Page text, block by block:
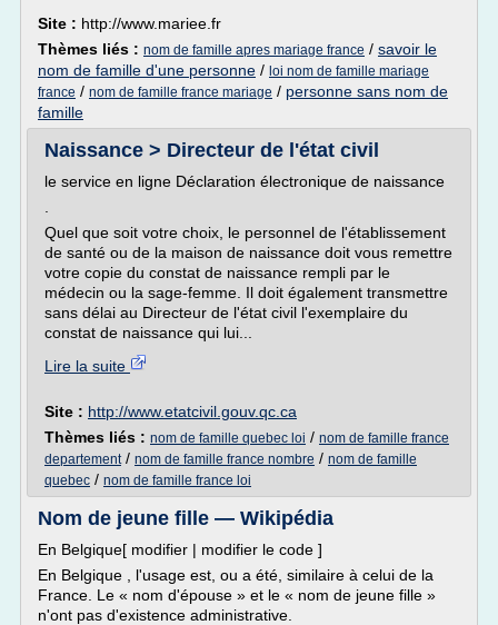
Site : http://www.mariee.fr
Thèmes liés : nom de famille apres mariage france / savoir le
nom de famille d'une personne / loi nom de famille mariage
france / nom de famille france mariage / personne sans nom de
famille
Naissance > Directeur de l'état civil
le service en ligne Déclaration électronique de naissance
Quel que soit votre choix, le personnel de l'établissement
de santé ou de la maison de naissance doit vous remettre
votre copie du constat de naissance rempli par le
médecin ou la sage-femme. Il doit également transmettre
sans délai au Directeur de l'état civil l'exemplaire du
constat de naissance qui lui...
Lire la suite
Site : http://www.etatcivil.gouv.qc.ca
Thèmes liés : nom de famille quebec loi / nom de famille france
departement/ nom de famille france nombre / nom de famille
quebec / nom de famille france loi
Nom de jeune fille — Wikipédia
En Belgique[ modifier | modifier le code ]
En Belgique , l'usage est, ou a été, similaire à celui de la
France. Le « nom d'épouse » et le « nom de jeune fille »
n'ont pas d'existence administrative.